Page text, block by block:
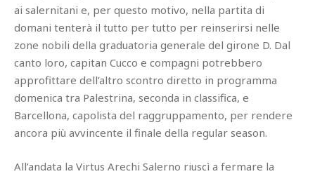
ai salernitani e, per questo motivo, nella partita di
domani tenterà il tutto per tutto per reinserirsi nelle
zone nobili della graduatoria generale del girone D. Dal
canto loro, capitan Cucco e compagni potrebbero
approfittare dell’altro scontro diretto in programma
domenica tra Palestrina, seconda in classifica, e
Barcellona, capolista del raggruppamento, per rendere
ancora più avvincente il finale della regular season.
All’andata la Virtus Arechi Salerno riuscì a fermare la